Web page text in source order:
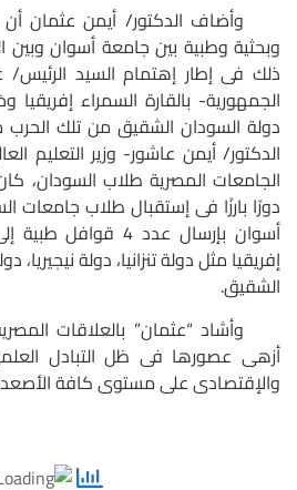
وأضاف الدكتور/ أيمن عثمان أن
وبحثية وطبية بين جامعة أسوان وبين
ذلك فى إطار إهتمام السيد الرئيس/
الجمهورية- بالقارة السمراء
دولة السودان الشقيق من تلك
الدكتور/ أيمن عاشور- وزير التعليم
الجامعات المصرية طلاب السودان،
دورًا بارزًا فى إستقبال طلاب جامعات
أسوان بإرسال عدد 4
إفريقيا مثل دولة تنزانيا، دولة
الشقيق.
وأشاد “عثمان” بالعلاقات
أزهى عصورها فى ظل التبادل
والإقتصادى على مستوى كافة